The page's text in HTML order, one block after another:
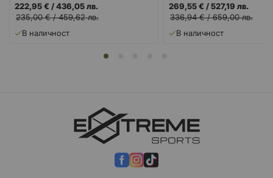
222,95 € /436,05 лв.
235,00 €/459,62 лв.
В наличност
269,55 € /527,19 лв.
336,94 €/659,00 лв.
В наличност